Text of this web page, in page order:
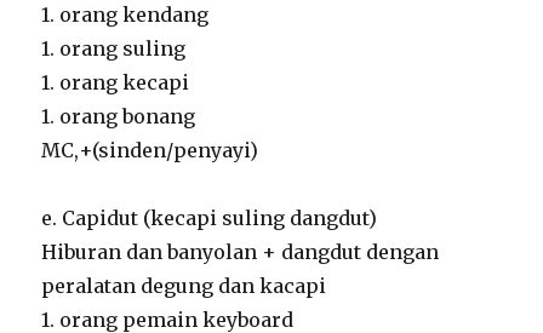
1. orang kendang
1. orang suling
1. orang kecapi
1. orang bonang
MC,+(sinden/penyayi)
e. Capidut (kecapi suling dangdut)
Hiburan dan banyolan + dangdut dengan
peralatan degung dan kacapi
1. orang pemain keyboard